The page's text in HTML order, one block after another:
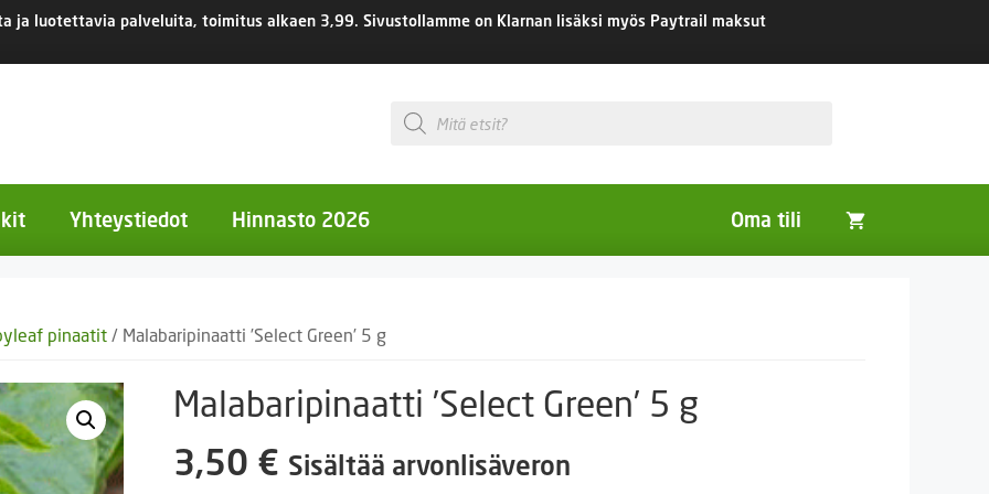
ja luotettavia palveluita, toimitus alkaen 3,99. Sivustollamme on Klarnan lisäksi myös Paytrail maksut
Products
search
kukat
kukat
Ruukut
Yhteystiedot Hinnasto 2026 Oma tili
pinaatit / Malabaripinaatti ’Select Green’ 5 g
Malabaripinaatti ’Select Green’ 5 g
3,50 € Sisältää arvonlisäveron